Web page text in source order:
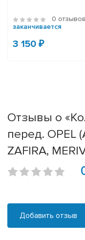
0 отзывов
заканчивается
3 150 ₽
Отзывы о
перед. OPEL
ZAFIRA,
Добавить отзыв